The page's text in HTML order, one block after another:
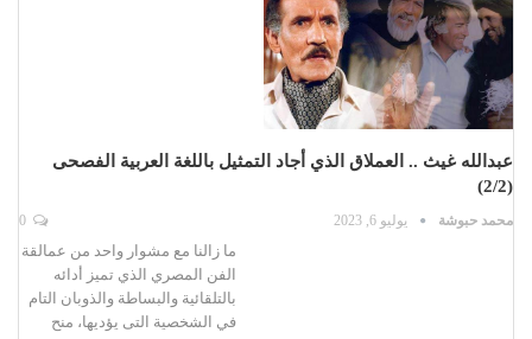
عبدالله غيث .. العملاق الذي أجاد التمثيل باللغة العربية الفصحى
(2/2)
محمد حبوشة يوليو 6, 2023
ما زالنا مع مشوار واحد من عمالقة
الفن المصري الذي تميز أدائه
بالتلقائية والبساطة والذوبان التام
في الشخصية التى يؤديها، منح